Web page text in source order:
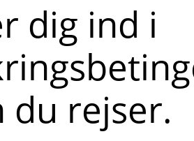
dig ind i
du rejser.